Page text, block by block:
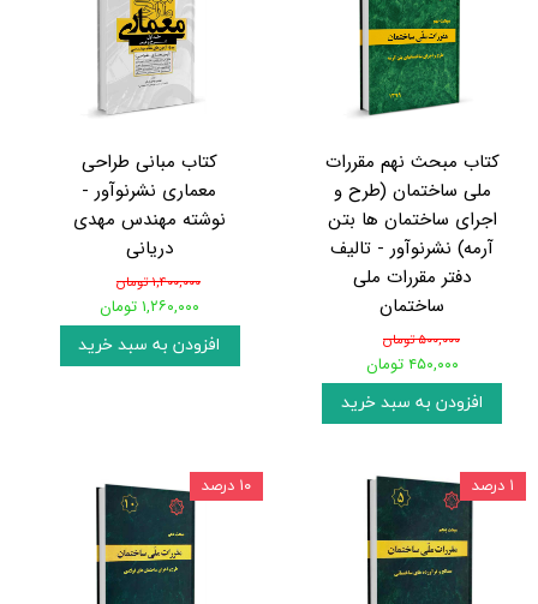
کتاب مبحث نهم مقررات
ملی ساختمان (طرح و
اجرای ساختمان ها بتن
آرمه) نشرنوآور - تالیف
دفتر مقررات ملی
ساختمان
۵۰۰,۰۰۰ تومان
۴۵۰,۰۰۰ تومان
افزودن به سبد خرید
کتاب مبانی طراحی
معماری نشرنوآور -
نوشته مهندس مهدی
دریانی
۱,۴۰۰,۰۰۰ تومان
۱,۲۶۰,۰۰۰ تومان
افزودن به سبد خرید
۱ درصد ۱۰ درصد